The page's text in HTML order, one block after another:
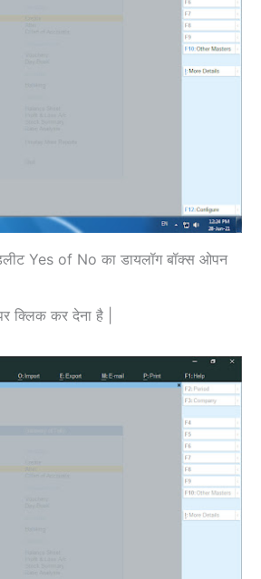
Yes of No का डायलॉग बॉक्स ओपन
क्लिक कर देना है |